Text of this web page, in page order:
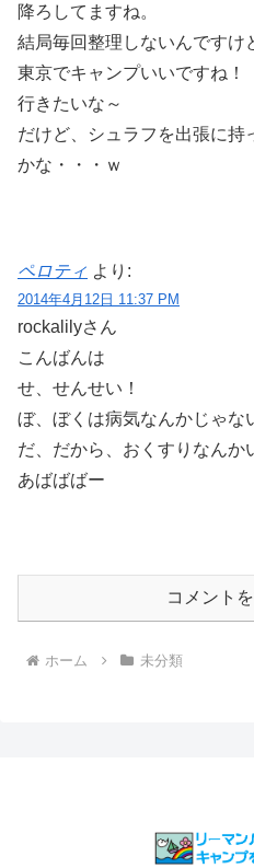
降ろしてますね。
結局毎回整理しないんですけ
東京でキャンプいいですね！
行きたいな～
だけど、シュラフを出張に持
かな・・・ｗ
ペロティ より:
2014年4月12日 11:37 PM
rockalilyさん
こんばんは
せ、せんせい！
ぼ、ぼくは病気なんかじゃな
だ、だから、おくすりなんか
あばばばー
コメント
ホーム 未分類